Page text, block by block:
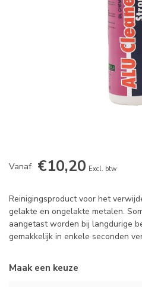
Vanaf €10,20 Excl. btw
Reinigingsproduct voor het
gelakte en ongelakte metalen.
aangetast worden bij langdurige
gemakkelijk in enkele seconden
Maak een keuze